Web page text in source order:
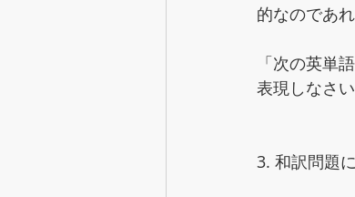
的なのであ
「次の英単
表現しなさい
3. 和訳問題